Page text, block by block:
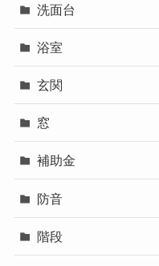
洗面台
浴室
玄関
窓
補助金
防音
階段